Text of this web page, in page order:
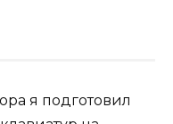
я подготовил